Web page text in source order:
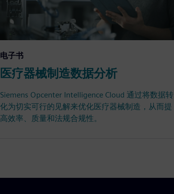
电子书
医疗器械制造数据分析
Siemens Opcenter Intelligence Cloud 通过将数据转
化为切实可行的见解来优化医疗器械制造，从而提
高效率、质量和法规合规性。